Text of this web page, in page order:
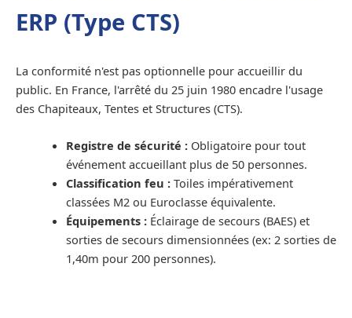
ERP (Type CTS)
La conformité n'est pas optionnelle pour accueillir du
public. En France, l'arrêté du 25 juin 1980 encadre l'usage
des Chapiteaux, Tentes et Structures (CTS).
Registre de sécurité :Obligatoire pour tout
événement accueillant plus de 50 personnes.
Classification feu :Toiles impérativement
classées M2 ou Euroclasse équivalente.
Équipements :Éclairage de secours (BAES) et
sorties de secours dimensionnées (ex: 2 sorties de
1,40m pour 200 personnes).